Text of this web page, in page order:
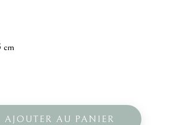
cm
AJOUTER AU PANIER